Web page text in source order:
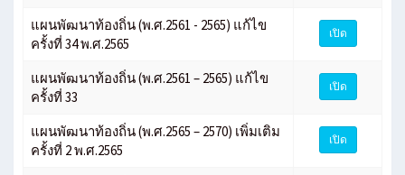
แผนพัฒนาท้องถิ่น (พ.ศ.2561 - 2565) แก้ไข
ครั้งที่ 34 พ.ศ.2565
เปิด
แผนพัฒนาท้องถิ่น (พ.ศ.2561 – 2565) แก้ไข
ครั้งที่ 33
เปิด
แผนพัฒนาท้องถิ่น (พ.ศ.2565 – 2570) เพิ่มเติม
ครั้งที่ 2 พ.ศ.2565
เปิด